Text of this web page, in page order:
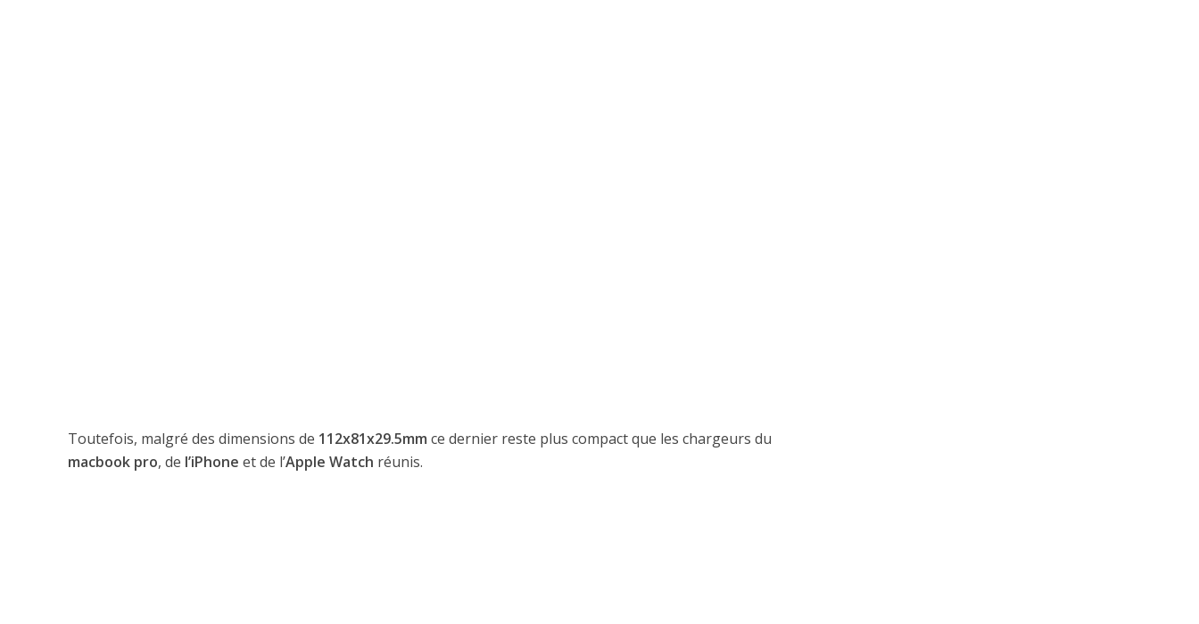
Toutefois, malgré des dimensions de 112x81x29.5mm ce dernier reste plus compact que les chargeurs du
macbook pro, de l’iPhone et de l’Apple Watch réunis.